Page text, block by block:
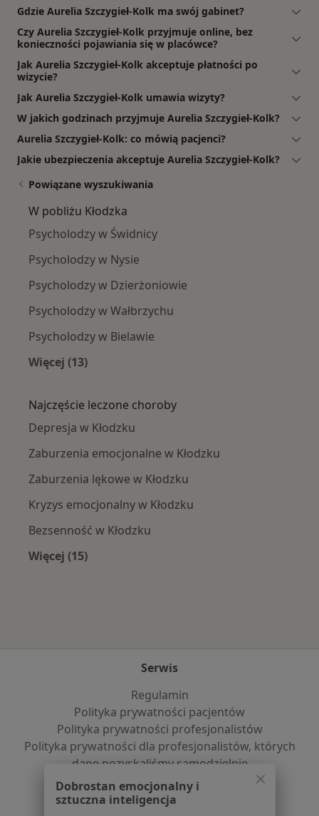
Gdzie Aurelia Szczygieł-Kolk ma swój gabinet?
Czy Aurelia Szczygieł-Kolk przyjmuje online, bez
konieczności pojawiania się w placówce?
Jak Aurelia Szczygieł-Kolk akceptuje płatności po
wizycie?
Jak Aurelia Szczygieł-Kolk umawia wizyty?
W jakich godzinach przyjmuje Aurelia Szczygieł-Kolk?
Aurelia Szczygieł-Kolk: co mówią pacjenci?
Jakie ubezpieczenia akceptuje Aurelia Szczygieł-Kolk?
Powiązane wyszukiwania
W pobliżu Kłodzka
Psycholodzy w Świdnicy
Psycholodzy w Nysie
Psycholodzy w Dzierżoniowie
Psycholodzy w Wałbrzychu
Psycholodzy w Bielawie
Więcej (13)
Najczęście leczone choroby
Depresja w Kłodzku
Zaburzenia emocjonalne w Kłodzku
Zaburzenia lękowe w Kłodzku
Kryzys emocjonalny w Kłodzku
Bezsenność w Kłodzku
Więcej (15)
Serwis
Regulamin
Polityka prywatności pacjentów
Polityka prywatności profesjonalistów
Polityka prywatności dla profesjonalistów, których
dane pozyskaliśmy samodzielnie
Polityka cookies
Jak działają wyniki wyszukiwania
Dobrostan emocjonalny i
sztuczna inteligencja